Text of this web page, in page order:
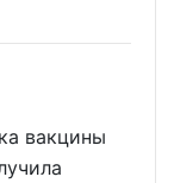
вакцины